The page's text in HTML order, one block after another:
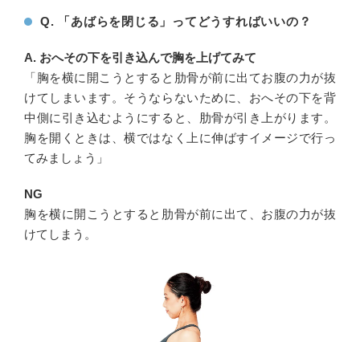
Q. 「あばらを閉じる」ってどうすればいいの？
A. おへその下を引き込んで胸を上げてみて
「胸を横に開こうとすると肋骨が前に出てお腹の力が抜
けてしまいます。そうならないために、おへその下を背
中側に引き込むようにすると、肋骨が引き上がります。
胸を開くときは、横ではなく上に伸ばすイメージで行っ
てみましょう」
NG
胸を横に開こうとすると肋骨が前に出て、お腹の力が抜
けてしまう。